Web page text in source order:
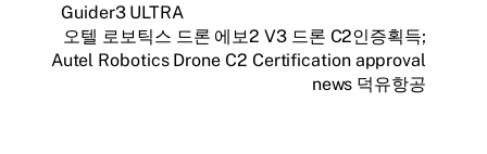
Guider3 ULTRA
오텔 로보틱스 드론 에보2 V3 드론 C2인증획득;
Autel Robotics Drone C2 Certification approval
news 덕유항공